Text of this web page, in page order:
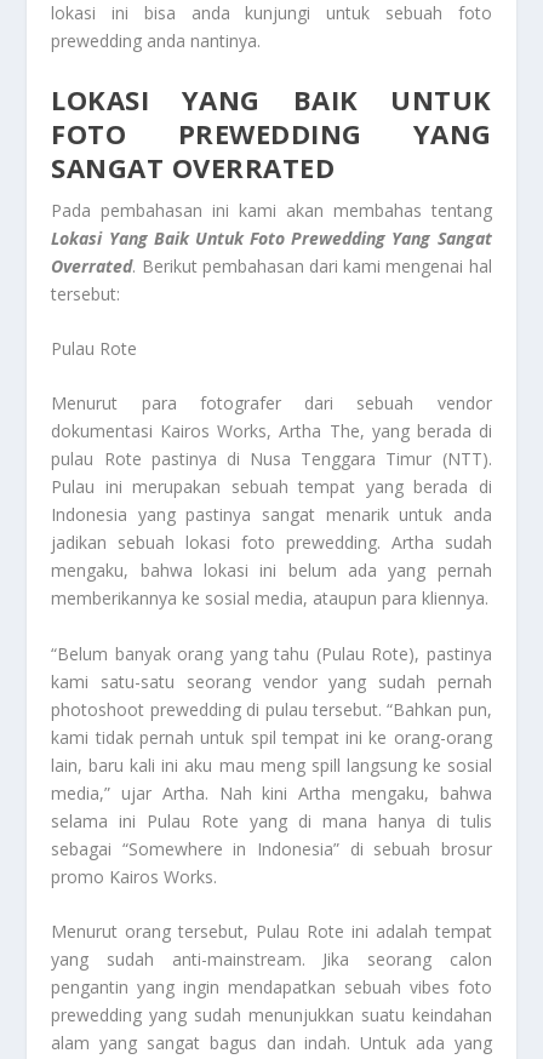
lokasi ini bisa anda kunjungi untuk sebuah foto
prewedding anda nantinya.
LOKASI YANG BAIK UNTUK
FOTO PREWEDDING YANG
SANGAT OVERRATED
Pada pembahasan ini kami akan membahas tentang
Lokasi Yang Baik Untuk Foto Prewedding Yang Sangat
Overrated. Berikut pembahasan dari kami mengenai hal
tersebut:
Pulau Rote
Menurut para fotografer dari sebuah vendor
dokumentasi Kairos Works, Artha The, yang berada di
pulau Rote pastinya di Nusa Tenggara Timur (NTT).
Pulau ini merupakan sebuah tempat yang berada di
Indonesia yang pastinya sangat menarik untuk anda
jadikan sebuah lokasi foto prewedding. Artha sudah
mengaku, bahwa lokasi ini belum ada yang pernah
memberikannya ke sosial media, ataupun para kliennya.
“Belum banyak orang yang tahu (Pulau Rote), pastinya
kami satu-satu seorang vendor yang sudah pernah
photoshoot prewedding di pulau tersebut. “Bahkan pun,
kami tidak pernah untuk spil tempat ini ke orang-orang
lain, baru kali ini aku mau meng spill langsung ke sosial
media,” ujar Artha. Nah kini Artha mengaku, bahwa
selama ini Pulau Rote yang di mana hanya di tulis
sebagai “Somewhere in Indonesia” di sebuah brosur
promo Kairos Works.
Menurut orang tersebut, Pulau Rote ini adalah tempat
yang sudah anti-mainstream. Jika seorang calon
pengantin yang ingin mendapatkan sebuah vibes foto
prewedding yang sudah menunjukkan suatu keindahan
alam yang sangat bagus dan indah. Untuk ada yang